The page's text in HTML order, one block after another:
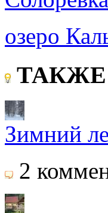
озеро
Зимний
2